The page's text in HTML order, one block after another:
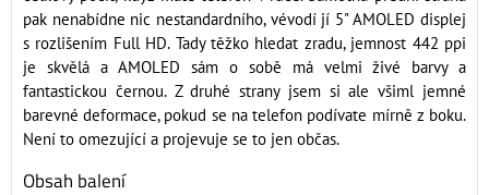
pak nenabídne nic nestandardního, vévodí jí 5" AMOLED displej
s rozlišením Full HD. Tady těžko hledat zradu, jemnost 442 ppi
je skvělá a AMOLED sám o sobě má velmi živé barvy a
fantastickou černou. Z druhé strany jsem si ale všiml jemné
barevné deformace, pokud se na telefon podívate mírně z boku.
Není to omezující a projevuje se to jen občas.
Obsah balení